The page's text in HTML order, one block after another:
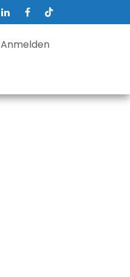
Anmelden